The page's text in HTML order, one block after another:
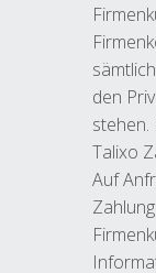
den
Talixo
Auf